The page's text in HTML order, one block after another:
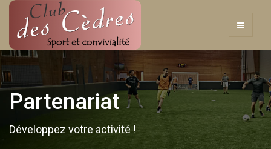
Partenariat
Développez votre activité !